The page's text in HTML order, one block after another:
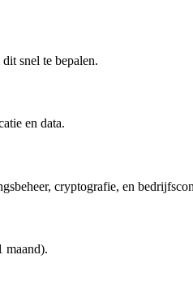
dit snel te bepalen.
en data.
cryptografie, en
maand).